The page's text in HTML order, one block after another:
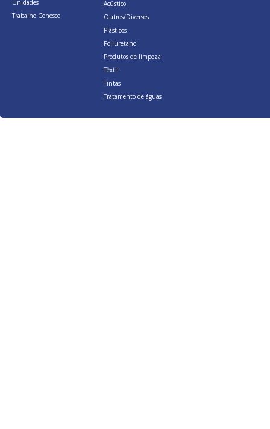
Unidades
Trabalhe Conosco
Acústico
Outros/Diversos
Plásticos
Poliuretano
Produtos de limpeza
Têxtil
Tintas
Tratamento de águas